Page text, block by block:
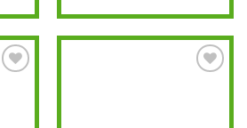
-
59.925Ft
-